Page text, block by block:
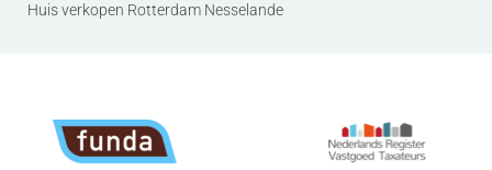
Huis verkopen Rotterdam Nesselande